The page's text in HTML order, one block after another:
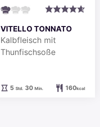
VITELLO TONNATO
Kalbfleisch mit
Thunfischsoße
5Stunden
Std. 30Minuten
Min. 160kcal